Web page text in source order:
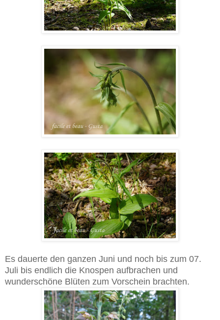
Es dauerte den ganzen Juni und noch bis zum 07.
Juli bis endlich die Knospen aufbrachen und
wunderschöne Blüten zum Vorschein brachten.